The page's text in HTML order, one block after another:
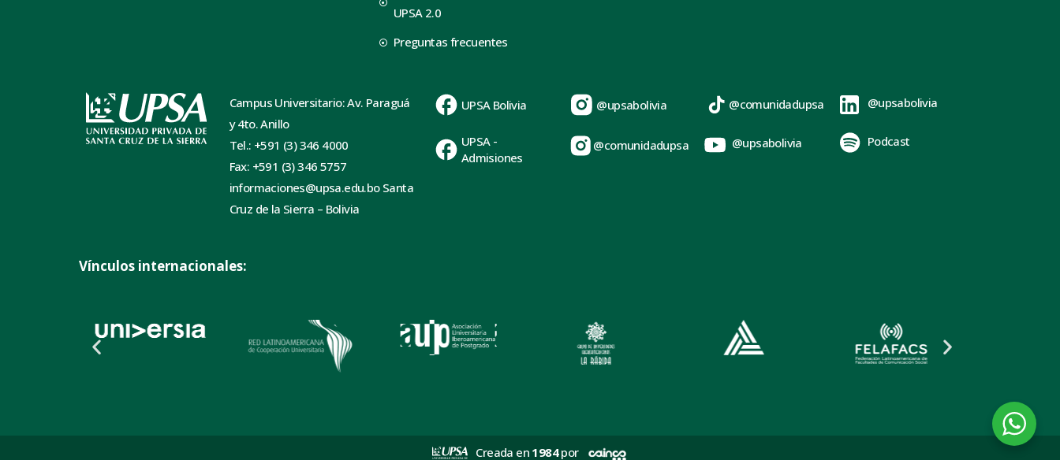
UPSA 2.0
Preguntas frecuentes
Campus Universitario: Av. Paraguá
y 4to. Anillo
Tel.: +591 (3) 346 4000
Fax: +591 (3) 346 5757
informaciones@upsa.edu.bo Santa
Cruz de la Sierra – Bolivia
UPSA Bolivia
UPSA -
Admisiones
@upsabolivia
@comunidadupsa
@comunidadupsa
@upsabolivia
@upsabolivia
Podcast
Vínculos internacionales:
Creada en 1984por